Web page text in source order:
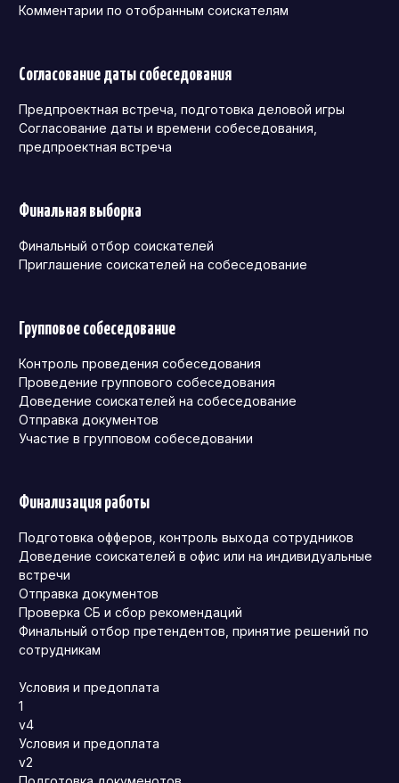
Комментарии по отобранным соискателям
Согласование даты собеседования
Предпроектная встреча, подготовка деловой игры
Согласование даты и времени собеседования,
предпроектная встреча
Финальная выборка
Финальный отбор соискателей
Приглашение соискателей на собеседование
Групповое собеседование
Контроль проведения собеседования
Проведение группового собеседования
Доведение соискателей на собеседование
Отправка документов
Участие в групповом собеседовании
Финализация работы
Подготовка офферов, контроль выхода сотрудников
Доведение соискателей в офис или на индивидуальные
встречи
Отправка документов
Проверка СБ и сбор рекомендаций
Финальный отбор претендентов, принятие решений по
сотрудникам
Условия и предоплата
1
v4
Условия и предоплата
v2